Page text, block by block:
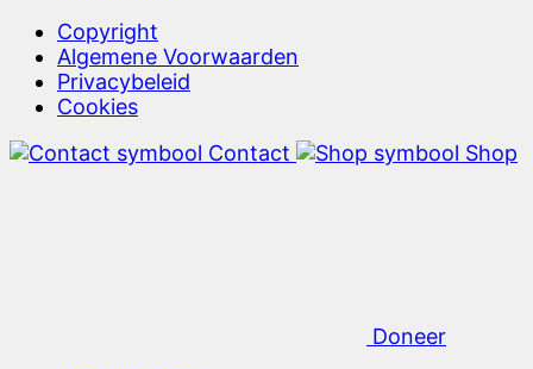
Copyright
Algemene Voorwaarden
Privacybeleid
Cookies
Contact
Shop
Doneer